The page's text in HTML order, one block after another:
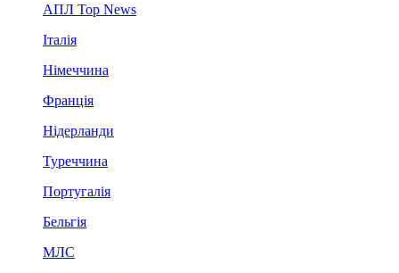
АПЛ Top News
Італія
Німеччина
Франція
Нідерланди
Туреччина
Португалія
Бельгія
МЛС